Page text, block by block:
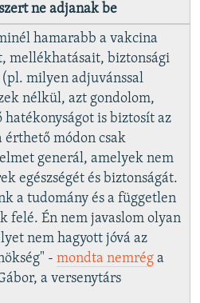
ne adjanak be
hamarabb a vakcina
mellékhatásait, biztonsági
milyen adjuvánssal
nélkül, azt gondolom,
is biztosít az
érthető módon csak
generál, amelyek nem
egészségét és biztonságát.
a tudomány és a független
felé. Én nem javaslom olyan
nem hagyott jóvá az
- mondta nemrég a
a versenytárs